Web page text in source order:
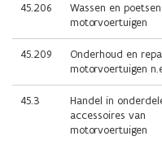
45.206
Wassen en
motorvoertuigen
45.209
Onderhoud en
motorvoertuigen
45.3
Handel in
accessoires van
motorvoertuigen